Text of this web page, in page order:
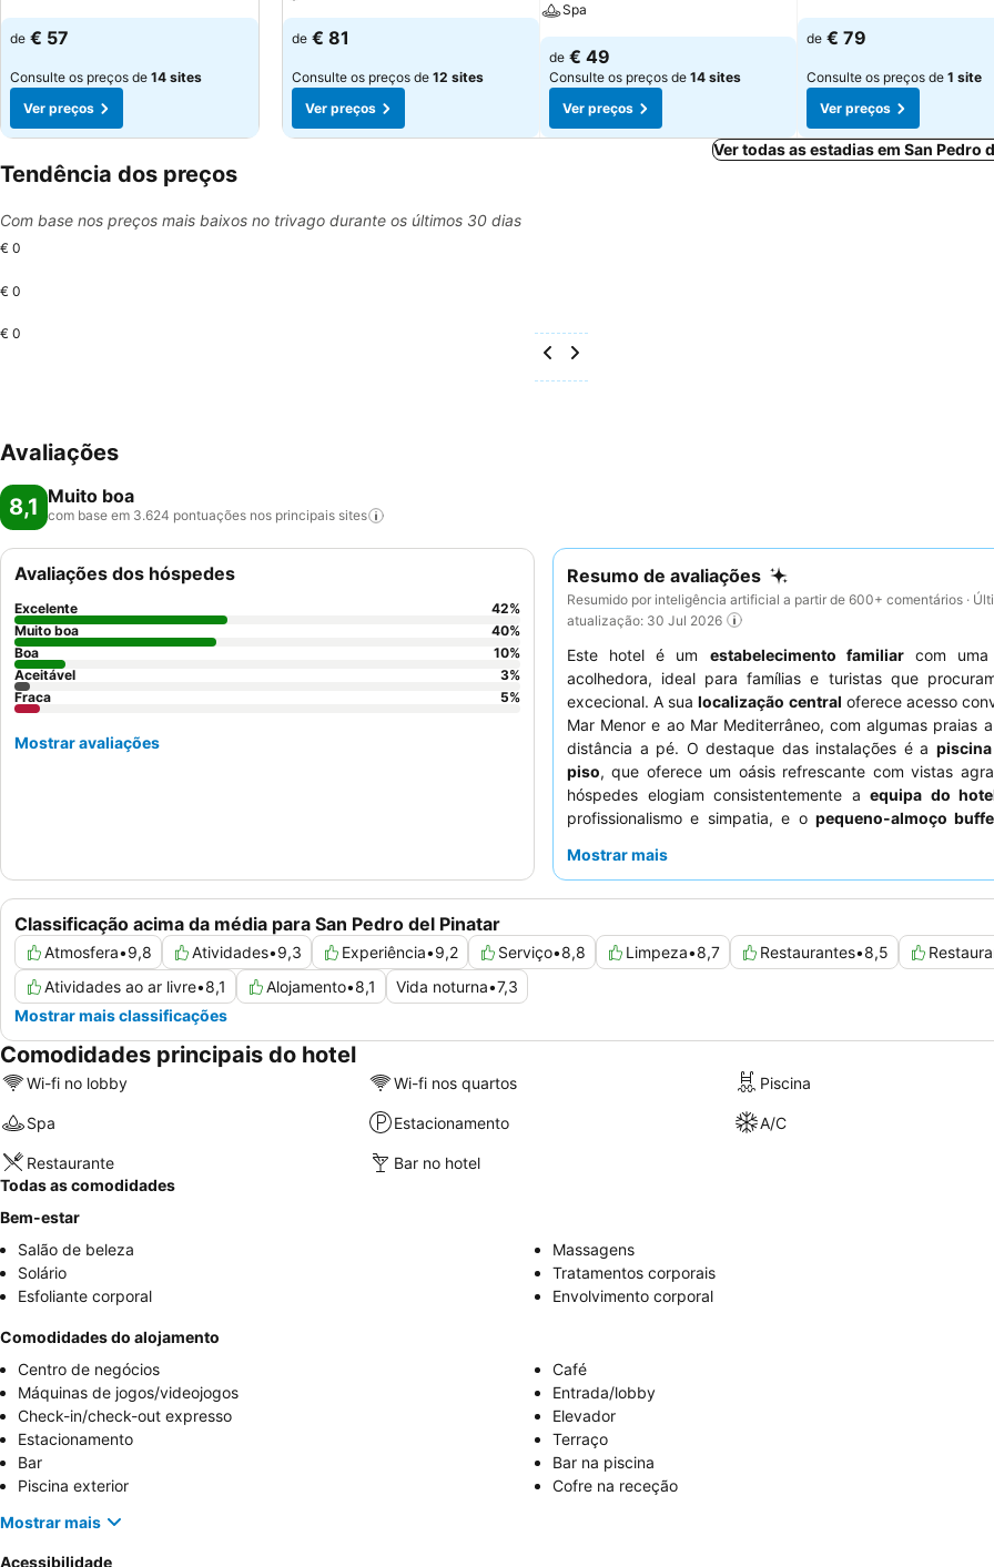
de € 57
Consulte os preços de 14 sites
Ver preços
de € 81
Consulte os preços de 12 sites
Ver preços
Spa
de € 49
Consulte os preços de 14 sites
Ver preços
de € 79
Consulte os preços de 1 site
Ver preços
Ver todas as estadias em San Pedro
Tendência dos preços
Com base nos preços mais baixos no trivago durante os últimos 30 dias
€ 0
€ 0
€ 0
Avaliações
8,1 Muito boa
com base em 3.624 pontuações nos principais sites
Resumo de avaliações
Resumido por inteligência artificial a partir de 600+ comentários ·
atualização: 30 Jul 2026
Este hotel é um estabelecimento familiarcom uma
acolhedora, ideal para famílias e turistas que
excecional. A sualocalização central oferece acesso
Mar Menor e ao Mar Mediterrâneo, com algumas praias
distância a pé. O destaque das instalações é a
piso, que oferece um oásis refrescante com vistas
hóspedes elogiam consistentemente a equipa do
profissionalismo e simpatia, e o pequeno-almoço
considere pedir um quarto virado para o jardim.
Mostrar mais
Classificação acima da média para San Pedro del Pinatar
Atmosfera•9,8 Atividades•9,3 Experiência•9,2 Serviço•8,8 Limpeza•8,7 Restaurantes•8,5
Atividades ao ar livre•8,1 Alojamento•8,1 Vida noturna•7,3
Mostrar mais classificações
Avaliações dos hóspedes
Excelente 42%
Muito boa
40%
Boa
10%
Aceitável
3%
Fraca
5%
Mostrar avaliações
Comodidades principais do hotel
Wi-fi no lobby Wi-fi nos quartos Piscina
Spa Estacionamento A/C
Restaurante
Bar no hotel
Todas as comodidades
Bem-estar
Salão de beleza
Massagens
Solário
Tratamentos corporais
Esfoliante corporal
Envolvimento corporal
Comodidades do alojamento
Centro de negócios
Café
Máquinas de jogos/videojogos
Entrada/lobby
Check-in/check-out expresso
Elevador
Estacionamento
Terraço
Bar
Bar na piscina
Piscina exterior
Cofre na receção
Mostrar mais
Acessibilidade